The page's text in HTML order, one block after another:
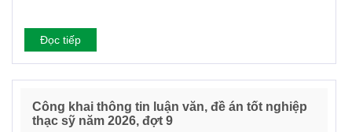
Đọc tiếp
Công khai thông tin luận văn, đề án tốt nghiệp
thạc sỹ năm 2026, đợt 9